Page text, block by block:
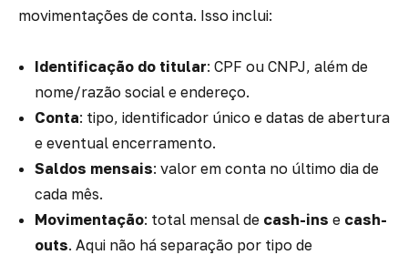
movimentações de conta. Isso inclui:
Identificação do titular: CPF ou CNPJ, além de
nome/razão social e endereço.
Conta: tipo, identificador único e datas de abertura
e eventual encerramento.
Saldos mensais: valor em conta no último dia de
cada mês.
Movimentação: total mensal de cash-ins e cash-
outs. Aqui não há separação por tipo de